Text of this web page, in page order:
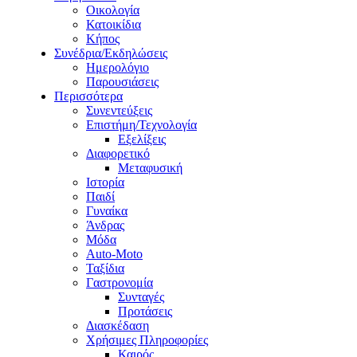
Οικολογία
Κατοικίδια
Κήπος
Συνέδρια/Εκδηλώσεις
Ημερολόγιο
Παρουσιάσεις
Περισσότερα
Συνεντεύξεις
Επιστήμη/Τεχνολογία
Εξελίξεις
Διαφορετικό
Μεταφυσική
Ιστορία
Παιδί
Γυναίκα
Άνδρας
Μόδα
Auto-Moto
Ταξίδια
Γαστρονομία
Συνταγές
Προτάσεις
Διασκέδαση
Χρήσιμες Πληροφορίες
Καιρός